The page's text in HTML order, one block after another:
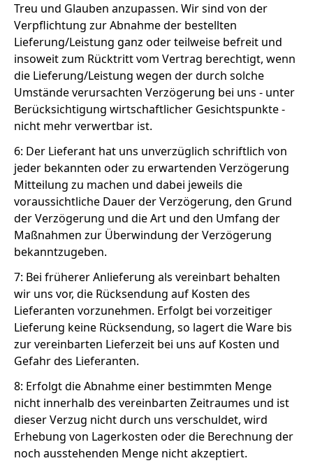
Treu und Glauben anzupassen. Wir sind von der
Verpflichtung zur Abnahme der bestellten
Lieferung/Leistung ganz oder teilweise befreit und
insoweit zum Rücktritt vom Vertrag berechtigt, wenn
die Lieferung/Leistung wegen der durch solche
Umstände verursachten Verzögerung bei uns - unter
Berücksichtigung wirtschaftlicher Gesichtspunkte -
nicht mehr verwertbar ist.
6: Der Lieferant hat uns unverzüglich schriftlich von
jeder bekannten oder zu erwartenden Verzögerung
Mitteilung zu machen und dabei jeweils die
voraussichtliche Dauer der Verzögerung, den Grund
der Verzögerung und die Art und den Umfang der
Maßnahmen zur Überwindung der Verzögerung
bekanntzugeben.
7: Bei früherer Anlieferung als vereinbart behalten
wir uns vor, die Rücksendung auf Kosten des
Lieferanten vorzunehmen. Erfolgt bei vorzeitiger
Lieferung keine Rücksendung, so lagert die Ware bis
zur vereinbarten Lieferzeit bei uns auf Kosten und
Gefahr des Lieferanten.
8: Erfolgt die Abnahme einer bestimmten Menge
nicht innerhalb des vereinbarten Zeitraumes und ist
dieser Verzug nicht durch uns verschuldet, wird
Erhebung von Lagerkosten oder die Berechnung der
noch ausstehenden Menge nicht akzeptiert.